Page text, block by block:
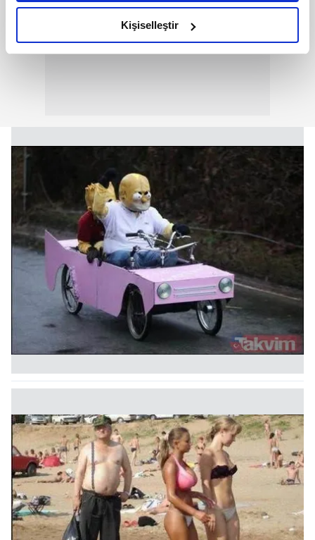
amacımızın size daha iyi bir reklam deneyimi sunmak
olduğunu ve sizlere en iyi içerikleri sunabilmek adına
elimizden gelen çabayı gösterdiğimizi ve bu noktada,
reklamların maliyetlerimizi karşılamak noktasında tek gelir
Sizlere daha iyi bir hizmet sunabilmek için İnternet
Sitemizde kendimize ve üçüncü kişilere ait çerezler
kullanılmaktadır. Bu çerezler vasıtasıyla çeşitli kişisel
verileriniz işlenmekte olup gerekli olan çerezler bilgi
toplumu hizmetlerinin sunulması amacıyla
kullanılmaktadır. Diğer çerezler, sitemizin daha işlevsel
kılınması ve kişiselleştirilmesi ve sizlere yönelik
reklam/pazarlama faaliyetlerinin yapılması, amaçlarıyla
sınırlı olarak açık rızanız dahilinde kullanılacaktır.
Çerezlere ilişkin tercihlerinizi aşağıda yer alan panel
için Ayarlar butonuna tıklayabilir,Çerez Bilgilendirme
6698 sayılı Kişisel Verilerin Korunması Kanunu uyarınca
hazırlanmış Aydınlatma Metnimizi okumak ve sitemizde
ilgili mevzuata uygun olarak kullanılan çerezlerle ilgili bilgi
almak için lütfentıklayınız.
Kişiselleştir